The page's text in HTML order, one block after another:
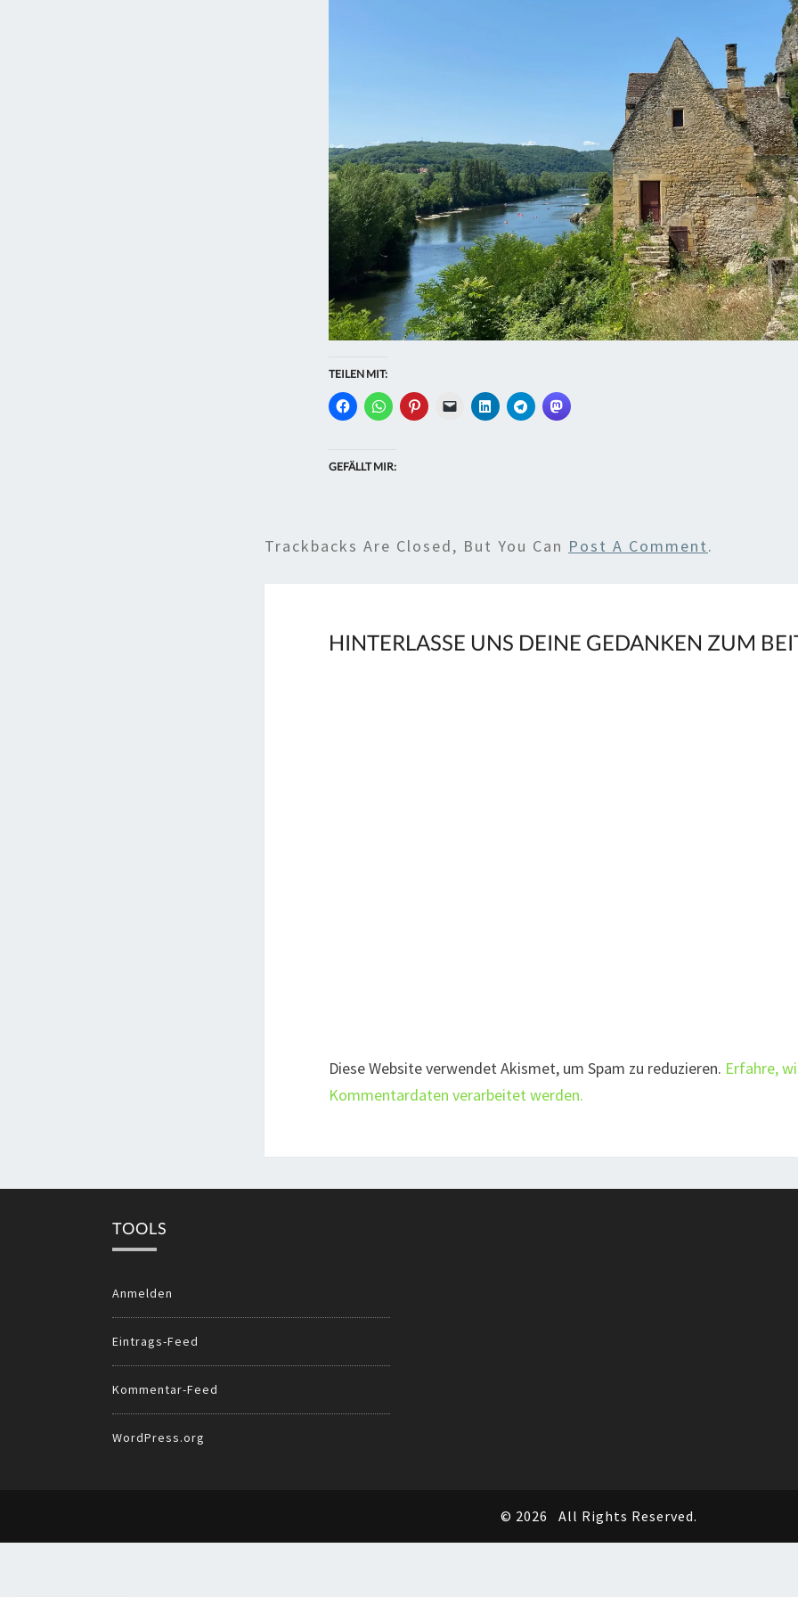
TEILEN MIT:
GEFÄLLT MIR:
Trackbacks Are Closed, But You Can Post A Comment.
HINTERLASSE UNS DEINE GEDANKEN ZUM
Diese Website verwendet Akismet, um Spam zu reduzieren. Erfahre,
Kommentardaten verarbeitet werden.
TOOLS
Anmelden
Eintrags-Feed
Kommentar-Feed
WordPress.org
© 2026 All Rights Reserved.